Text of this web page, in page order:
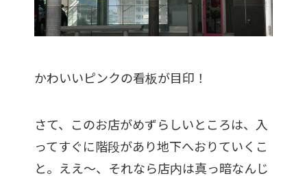
かわいいピンクの看板が目印！
さて、このお店がめずらしいところは、入
ってすぐに階段があり地下へおりていくこ
と。ええ～、それなら店内は真っ暗なんじ